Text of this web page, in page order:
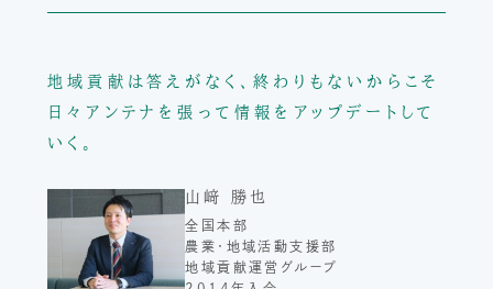
地域貢献は答えがなく、終わりもないからこそ
日々アンテナを張って情報をアップデートして
いく。
山﨑 勝也
全国本部
農業・地域活動支援部
地域貢献運営グループ